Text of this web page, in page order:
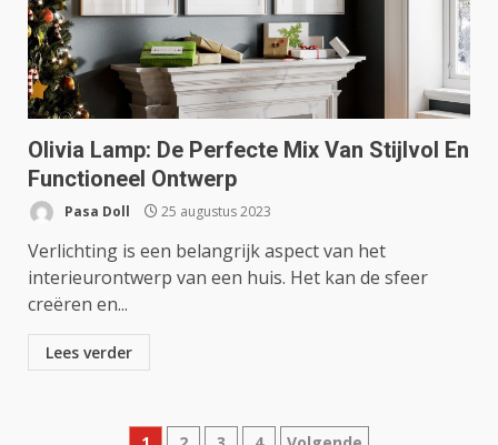
Olivia Lamp: De Perfecte Mix Van Stijlvol En
Functioneel Ontwerp
Pasa Doll 25 augustus 2023
Verlichting is een belangrijk aspect van het
interieurontwerp van een huis. Het kan de sfeer
creëren en...
Lees verder